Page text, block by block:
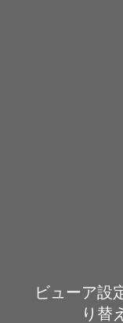
ビューア設
り替